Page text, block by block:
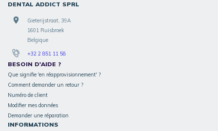
DENTAL ADDICT SPRL
Gieterijstraat, 39A
1601 Ruisbroek
Belgique
+32 2 851 11 58
BESOIN D'AIDE ?
Que signifie 'en réapprovisionnement' ?
Comment demander un retour ?
Numéro de client
Modifier mes données
Demander une réparation
INFORMATIONS